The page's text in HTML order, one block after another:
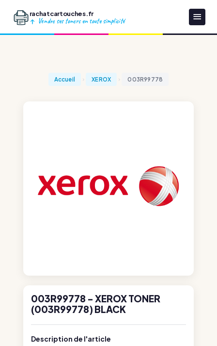
rachatcartouches.fr
Vendre ses toners en toute simplicité
Accueil XEROX 003R99778
003R99778 - XEROX TONER
(003R99778) BLACK
Description de l'article